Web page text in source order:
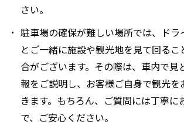
さい。
駐車場の確保が難しい場所では、ドラ
とご一緒に施設や観光地を見て回るこ
合がございます。その際は、車内で見
報をご説明し、お客様ご自身で観光を
きます。もちろん、ご質問には丁寧に
で、ご安心ください。